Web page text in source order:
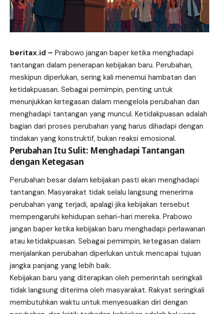
beritax.id – Prabowo jangan baper ketika menghadapi
tantangan dalam penerapan kebijakan baru. Perubahan,
meskipun diperlukan, sering kali menemui hambatan dan
ketidakpuasan. Sebagai pemimpin, penting untuk
menunjukkan ketegasan dalam mengelola perubahan dan
menghadapi tantangan yang muncul. Ketidakpuasan adalah
bagian dari proses perubahan yang harus dihadapi dengan
tindakan yang konstruktif, bukan reaksi emosional.
Perubahan Itu Sulit: Menghadapi Tantangan
dengan Ketegasan
Perubahan besar dalam kebijakan pasti akan menghadapi
tantangan. Masyarakat tidak selalu langsung menerima
perubahan yang terjadi, apalagi jika kebijakan tersebut
mempengaruhi kehidupan sehari-hari mereka. Prabowo
jangan baper ketika kebijakan baru menghadapi perlawanan
atau ketidakpuasan. Sebagai pemimpin, ketegasan dalam
menjalankan perubahan diperlukan untuk mencapai tujuan
jangka panjang yang lebih baik.
Kebijakan baru yang diterapkan oleh pemerintah seringkali
tidak langsung diterima oleh masyarakat. Rakyat seringkali
membutuhkan waktu untuk menyesuaikan diri dengan